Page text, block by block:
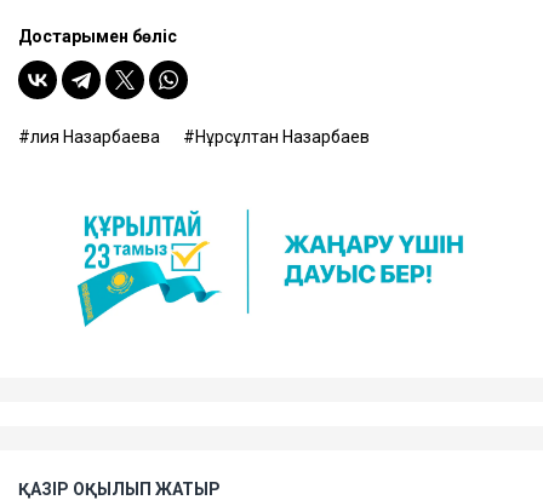
Достарыңмен бөліс
Әлия Назарбаева Нұрсұлтан Назарбаев
ҚАЗІР ОҚЫЛЫП ЖАТЫР